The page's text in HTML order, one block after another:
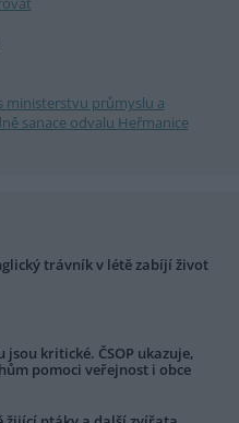
ministerstvu průmyslu a
sanace odvalu Heřmanice
trávník v létě zabíjí život
kritické. ČSOP ukazuje,
pomoci veřejnost i obce